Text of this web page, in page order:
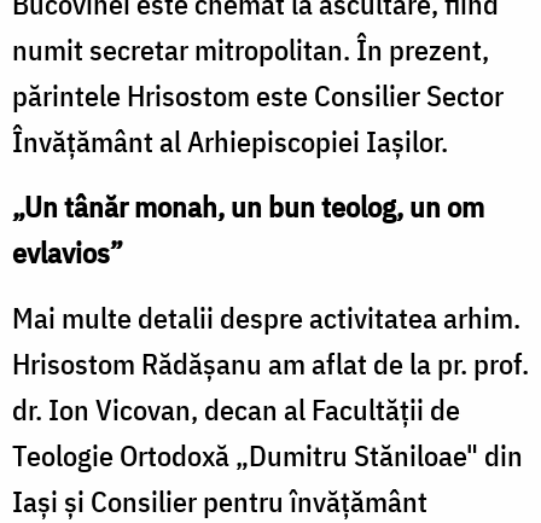
numit secretar mitropolitan. În prezent,
părintele Hrisostom este Consilier Sector
Învățământ al Arhiepiscopiei Iașilor.
„Un tânăr monah, un bun teolog, un om
evlavios”
Mai multe detalii despre activitatea arhim.
Hrisostom Rădășanu am aflat de la pr. prof.
dr. Ion Vicovan, decan al Facultăţii de
Teologie Ortodoxă „Dumitru Stăniloae" din
Iaşi și Consilier pentru învăţământ